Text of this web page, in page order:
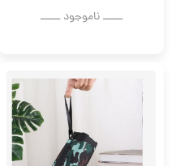
ــــــ ناموجود ــــــ